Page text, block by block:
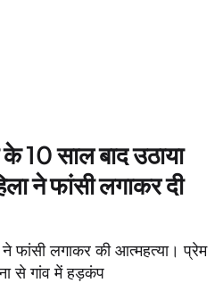
के 10 साल बाद उठाया
ने फांसी लगाकर दी
ने फांसी लगाकर की आत्महत्या। प्रेम
से गांव में हड़कंप